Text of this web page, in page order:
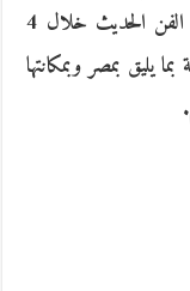
وأشار إلى أنه سيتم الانتهاء من أعمال متحف الفن الحديث خلال 4
يليق بمصر وبمكانتها